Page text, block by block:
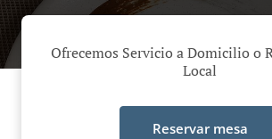
Ofrecemos Servicio a Domicilio o
Local
Reservar mesa